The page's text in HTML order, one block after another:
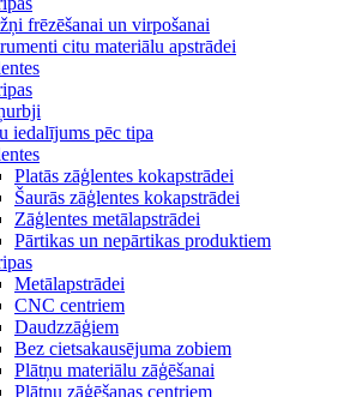
frēzēšanai un virpošanai
citu materiālu apstrādei
iedalījums pēc tipa
Platās zāģlentes kokapstrādei
Šaurās zāģlentes kokapstrādei
Zāģlentes metālapstrādei
Pārtikas un nepārtikas produktiem
Metālapstrādei
CNC centriem
Daudzzāģiem
Bez cietsakausējuma zobiem
Plātņu materiālu zāģēšanai
Plātņu zāģēšanas centriem